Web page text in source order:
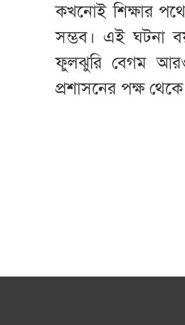
কখনোই শিক্ষার
সম্ভব। এই ঘটনা
ফুলঝুরি বেগম
প্রশাসনের পক্ষ